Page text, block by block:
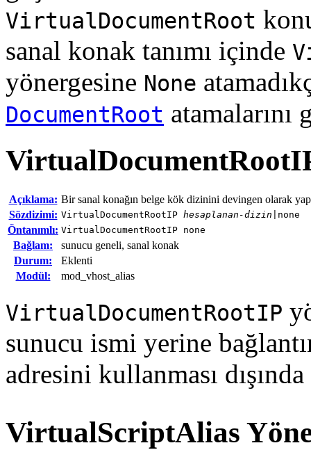
VirtualDocumentRoot
sanal konak tanımı içinde
yönergesine None
DocumentRoot atamalarını
Açıklama: Bir sanal konağın belge kök dizinini devingen olarak
Sözdizimi: VirtualDocumentRootIP hesaplanan-dizin |none
Öntanımlı: VirtualDocumentRootIP none
Bağlam:
sunucu geneli, sanal konak
Durum:
Eklenti
Modül:
mod_vhost_alias
VirtualDocumentRootIP
sunucu ismi yerine
adresini kullanması dışında
VirtualScriptAlias